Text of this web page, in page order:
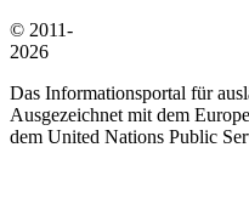
© 2011-
2026
Das Informationsportal für
Ausgezeichnet mit dem
dem United Nations Public